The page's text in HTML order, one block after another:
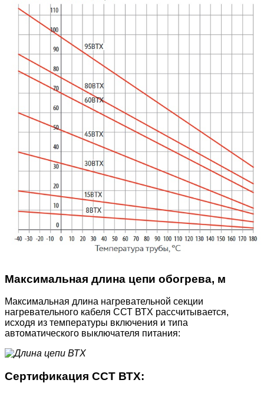
Максимальная длина цепи обогрева, м
Максимальная длина нагревательной секции
нагревательного кабеля ССТ ВТХ рассчитывается,
исходя из температуры включения и типа
автоматического выключателя питания:
Сертификация ССТ ВТХ: